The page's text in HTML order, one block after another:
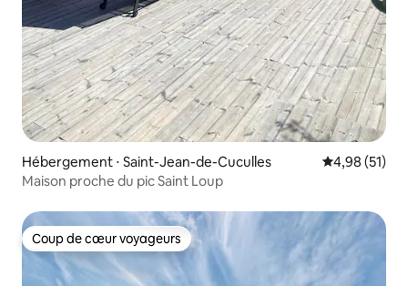
Hébergement ⋅ Saint-Jean-de-Cuculles Évaluation
4,98 (51)
Maison proche du pic Saint Loup
Coup de cœur voyageurs
Coup de cœur voyageurs